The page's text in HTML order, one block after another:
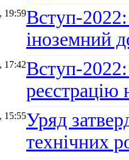
19:59Вступ-
іноземний
17:42Вступ-
15:55Уряд
технічних